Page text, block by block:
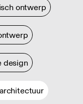
ontwerp
design